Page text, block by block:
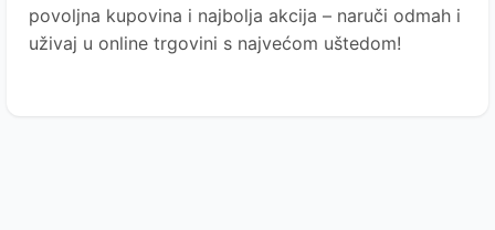
povoljna kupovina i najbolja akcija – naruči odmah i
uživaj u online trgovini s najvećom uštedom!